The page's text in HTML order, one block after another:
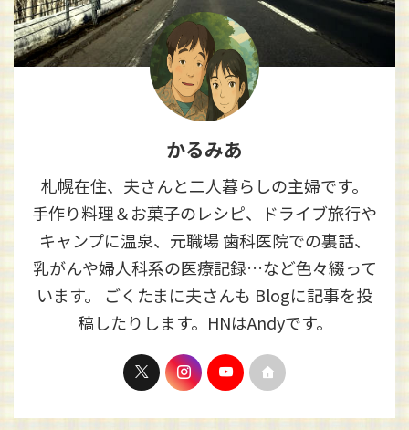
かるみあ
札幌在住、夫さんと二人暮らしの主婦です。
手作り料理＆お菓子のレシピ、ドライブ旅行や
キャンプに温泉、元職場 歯科医院での裏話、
乳がんや婦人科系の医療記録…など色々綴って
います。 ごくたまに夫さんも Blogに記事を投
稿したりします。HNはAndyです。